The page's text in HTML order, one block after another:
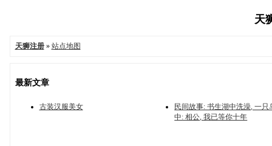
天
天狮注册» 站点地图
最新文章
古装汉服美女
民间故事: 书生湖中洗澡, 一只
中: 相公, 我已等你十年